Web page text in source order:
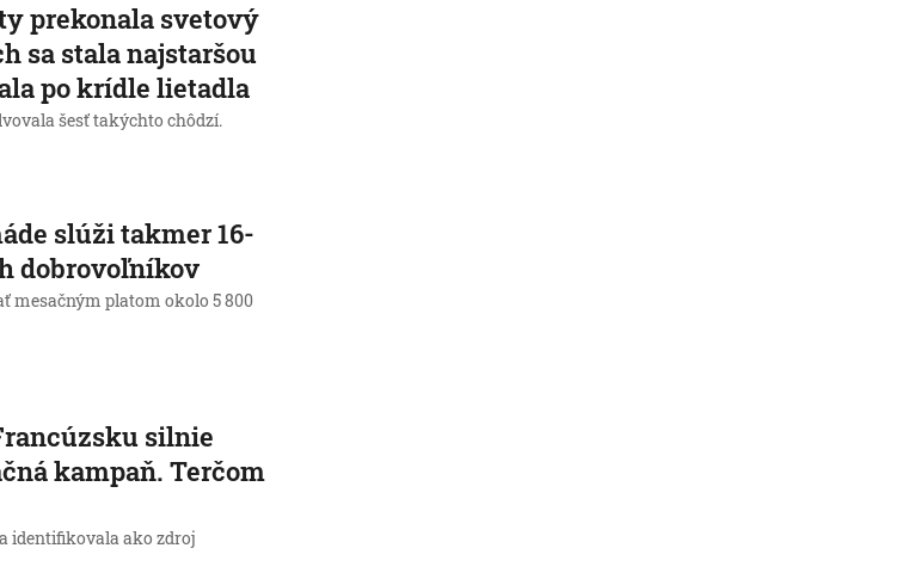
prekonala svetový
sa stala najstaršou
po krídle lietadla
šesť takýchto chôdzí.
slúži takmer 16-
dobrovoľníkov
mesačným platom okolo 5 800
silnie
kampaň. Terčom
identifikovala ako zdroj